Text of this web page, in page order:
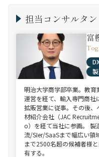
担当コンサルタン
富
明治大学商学部卒業。教
運営を経て、輸入専門商
拡販営業に従事。その後
材紹介会社（JAC
o）を経て当社に参画。
流/SIer/SaaSまで幅広い領
まで2500名超の候補者様
有する。